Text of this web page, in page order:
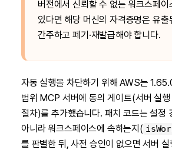
버전에서 신뢰할 수 없는 워크스페이
있다면 해당 머신의 자격증명은 유출
간주하고 폐기·재발급해야 합니다.
자동 실행을 차단하기 위해 AWS는
범위 MCP 서버에 동의 게이트(서버 실행
절차)를 추가했습니다. 패치 코드는 설정
아니라 워크스페이스에 속하는지(
를 판별한 뒤, 사전 승인이 없으면 서버